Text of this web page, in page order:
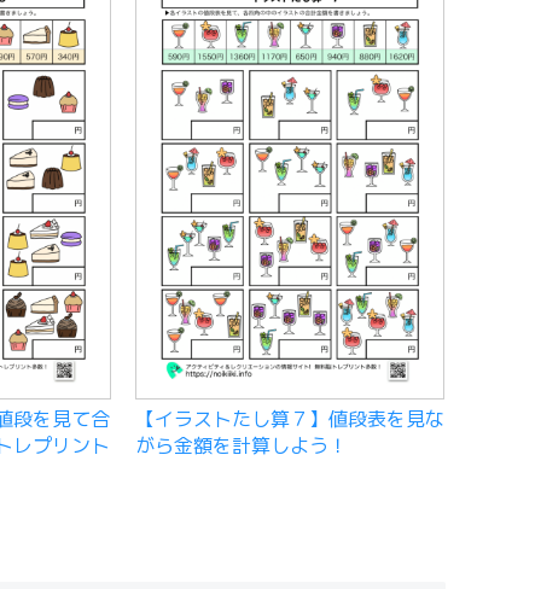
段を見て合
レプリント
【イラストたし算７】値段表を見な
がら金額を計算しよう！